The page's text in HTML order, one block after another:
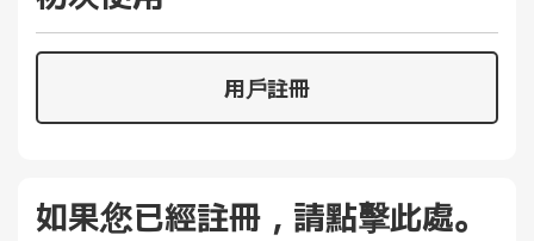
用戶註冊
如果您已經註冊，請點擊此處。